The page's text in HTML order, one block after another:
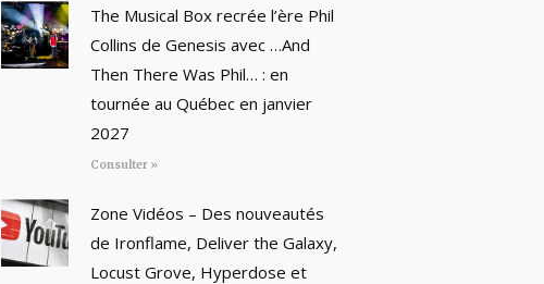
The Musical Box recrée l’ère Phil
Collins de Genesis avec …And
Then There Was Phil… : en
tournée au Québec en janvier
2027
Consulter »
Zone Vidéos – Des nouveautés
de Ironflame, Deliver the Galaxy,
Locust Grove, Hyperdose et